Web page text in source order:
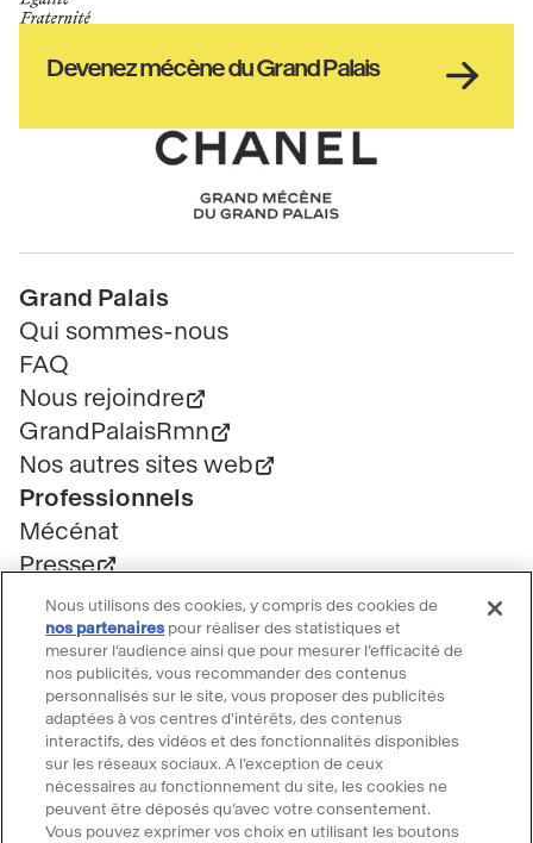
la
Haut
de
Devenez mécène du Grand Palais
Chanel
Pied
de
page
Grand Palais
Qui sommes-nous
FAQ
Nous rejoindre
GrandPalaisRmn
Nos autres sites web
Professionnels
Mécénat
Presse
Marchés publics
Location d'espaces
Billetterie
Billetterie groupe
Service client
FAQ Billetterie
CGV
Règlement de visite
Nous utilisons des cookies, y compris des cookies de
nos partenaires pour réaliser des statistiques et
mesurer l’audience ainsi que pour mesurer l’efficacité de
nos publicités, vous recommander des contenus
personnalisés sur le site, vous proposer des publicités
adaptées à vos centres d'intérêts, des contenus
interactifs, des vidéos et des fonctionnalités disponibles
sur les réseaux sociaux. A l’exception de ceux
nécessaires au fonctionnement du site, les cookies ne
peuvent être déposés qu’avec votre consentement.
Vous pouvez exprimer vos choix en utilisant les boutons